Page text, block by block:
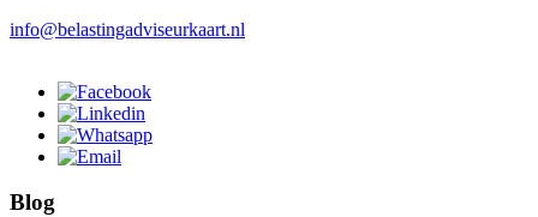
info@belastingadviseurkaart.nl
Blog